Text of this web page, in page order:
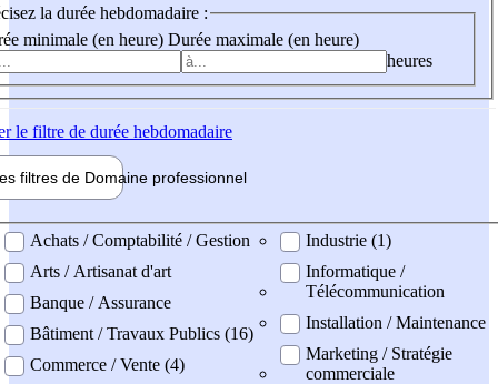
la durée hebdomadaire :
minimale (en heure) Durée maximale (en heure)
heures
le filtre de durée hebdomadaire
filtres de Domaine professionnel
professionel
Achats / Comptabilité / Gestion
Arts / Artisanat d'art
Banque / Assurance
Bâtiment / Travaux Publics (16)
Commerce / Vente (4)
Industrie (1)
Informatique /
Télécommunication
Installation / Maintenance
Marketing / Stratégie
commerciale